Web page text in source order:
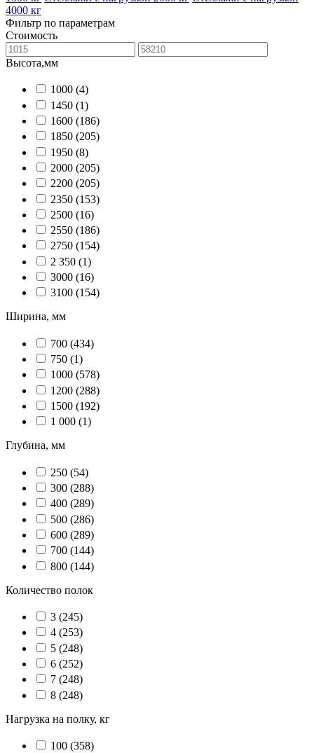
4000 кг
Фильтр по параметрам
Стоимость
Высота,мм
1000 (4)
1450 (1)
1600 (186)
1850 (205)
1950 (8)
2000 (205)
2200 (205)
2350 (153)
2500 (16)
2550 (186)
2750 (154)
2 350 (1)
3000 (16)
3100 (154)
Ширина, мм
700 (434)
750 (1)
1000 (578)
1200 (288)
1500 (192)
1 000 (1)
Глубина, мм
250 (54)
300 (288)
400 (289)
500 (286)
600 (289)
700 (144)
800 (144)
Количество полок
3 (245)
4 (253)
5 (248)
6 (252)
7 (248)
8 (248)
Нагрузка на полку, кг
100 (358)